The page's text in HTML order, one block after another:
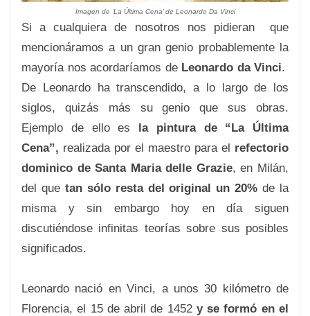
Imagen de ‘La Última Cena’ de Leonardo Da Vinci
Si a cualquiera de nosotros nos pidieran que
mencionáramos a un gran genio probablemente la
mayoría nos acordaríamos de Leonardo da Vinci.
De Leonardo ha transcendido, a lo largo de los
siglos, quizás más su genio que sus obras.
Ejemplo de ello es la pintura de “La Última
Cena”, realizada por el maestro para el refectorio
dominico de Santa Maria delle Grazie, en Milán,
del que tan sólo resta del original un 20% de la
misma y sin embargo hoy en día siguen
discutiéndose infinitas teorías sobre sus posibles
significados.
Leonardo nació en Vinci, a unos 30 kilómetro de
Florencia, el 15 de abril de 1452y se formó en el